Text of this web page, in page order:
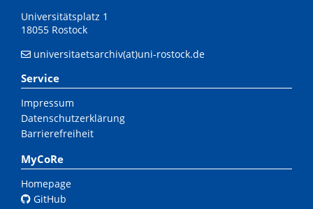
Universitätsplatz 1
18055 Rostock
universitaetsarchiv(at)uni-rostock.de
Service
Impressum
Datenschutzerklärung
Barrierefreiheit
MyCoRe
Homepage
GitHub